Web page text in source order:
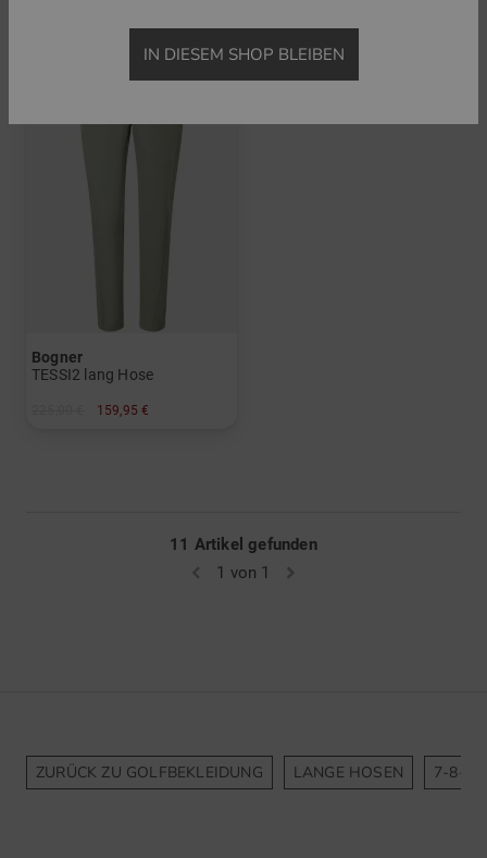
Bogner
TESSI2 lang Hose
159,95 €
11 Artikel gefunden
1 von 1
ZURÜCK ZU GOLFBEKLEIDUNG LANGE HOSEN 7-8-
IN DIESEM SHOP BLEIBEN